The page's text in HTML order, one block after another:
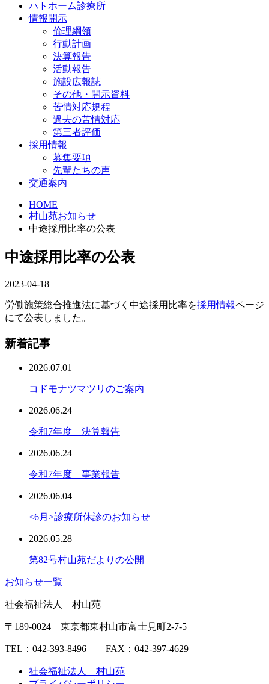
ハトホーム診療所
情報開示
倫理綱領
行動計画
決算報告
活動報告
施設広報誌
その他・開示資料
苦情対応規程
過去の苦情対応
第三者評価
採用情報
募集要項
先輩たちの声
交通案内
HOME
村山苑お知らせ
中途採用比率の公表
中途採用比率の公表
2023-04-18
労働施策総合推進法に基づく中途採⽤⽐率を採用情報ページ
にて公表しました。
新着記事
2026.07.01
コドモナツマツリのご案内
2026.06.24
令和7年度 決算報告
2026.06.24
令和7年度 事業報告
2026.06.04
<6月>診療所休診のお知らせ
2026.05.28
第82号村山苑だよりの公開
お知らせ一覧
社会福祉法人 村山苑
〒189-0024 東京都東村山市富士見町2-7-5
TEL：042-393-8496 FAX：042-397-4629
社会福祉法人 村山苑